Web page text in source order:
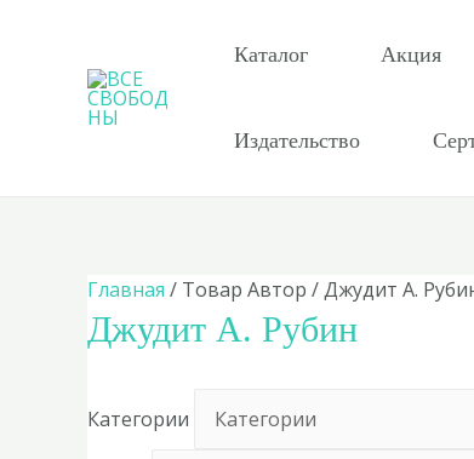
содержимому
Каталог Акция
Издательство
Главная / Товар Автор / Джудит А.
Джудит А. Рубин
Категории